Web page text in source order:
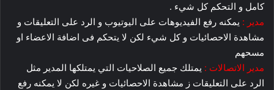
كامل و التحكم كل شيء .
مدير : يمكنه رفع الفيديوهات على اليوتيوب و الرد على التعليقات و
مشاهدة الاحصائيات و كل شيء لكن لا يتحكم فى اضافة الاعضاء او
مسحهم
مدير الاتصالات : يمتلك جميع الصلاحيات التي يمتلكها المدير مثل
الرد على التعليقات ز مشاهدة الاحصائيات و غيره لكن لا يمكنه رفع